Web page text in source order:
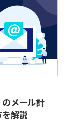
メール計
解説